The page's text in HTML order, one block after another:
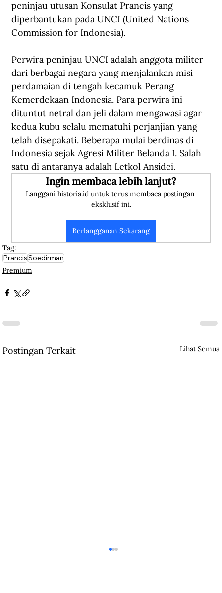
peninjau utusan Konsulat Prancis yang
diperbantukan pada UNCI (United Nations
Commission for Indonesia).
Perwira peninjau UNCI adalah anggota militer
dari berbagai negara yang menjalankan misi
perdamaian di tengah kecamuk Perang
Kemerdekaan Indonesia. Para perwira ini
dituntut netral dan jeli dalam mengawasi agar
kedua kubu selalu mematuhi perjanjian yang
telah disepakati. Beberapa mulai berdinas di
Indonesia sejak Agresi Militer Belanda I. Salah
satu di antaranya adalah Letkol Ansidei.
Ingin membaca lebih lanjut?
Langgani historia.id untuk terus membaca postingan
eksklusif ini.
Berlangganan Sekarang
Tag:
PrancisSoedirman
Premium
Postingan Terkait Lihat Semua